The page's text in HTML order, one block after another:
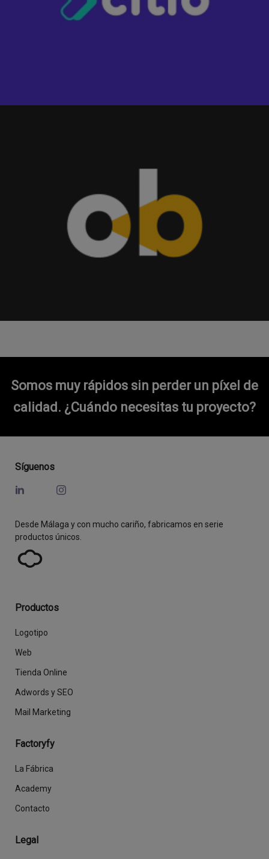
Somos muy rápidos sin perder un píxel de
calidad. ¿Cuándo necesitas tu proyecto?
Síguenos
Desde Málaga y con mucho cariño, fabricamos en serie
productos únicos.
Productos
Logotipo
Web
Tienda Online
Adwords y SEO
Mail Marketing
Factoryfy
La Fábrica
Academy
Contacto
Legal